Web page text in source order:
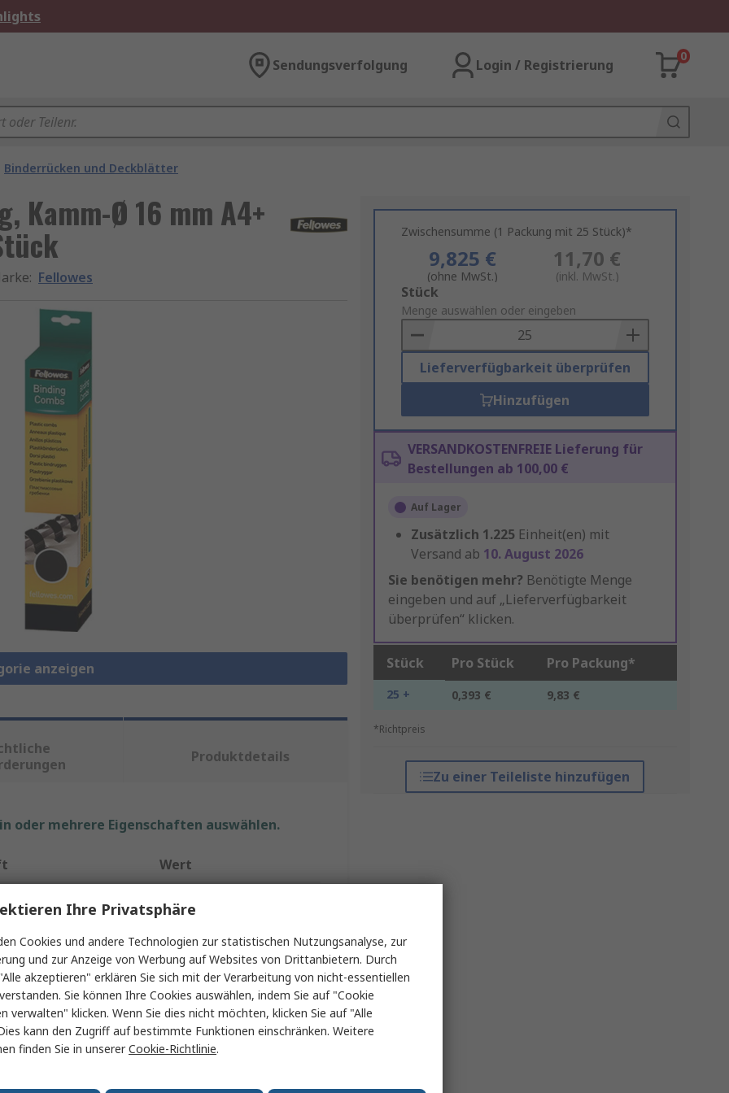
Sendungsverfolgung Login / Registrierung
0
Binderrücken und Deckblätter
Kamm-Ø 16 mm A4+
: Fellowes
anzeigen
Zwischensumme (1 Packung mit 25 Stück)*
9,825 €
(ohne MwSt.)
11,70 €
(inkl. MwSt.)
Add
to
Basket
Stück
Menge auswählen oder eingeben
Lieferverfügbarkeit überprüfen
Hinzufügen
VERSANDKOSTENFREIE Lieferung für
Bestellungen ab 100,00 €
Auf Lager
Zusätzlich 1.225 Einheit(en) mit
Versand ab 10. August 2026
Sie benötigen mehr? Benötigte Menge
eingeben und auf „Lieferverfügbarkeit
überprüfen“ klicken.
Stück Pro Stück Pro Packung*
25 + 0,393 € 9,83 €
*Richtpreis
Zu einer Teileliste hinzufügen
Produktdetails
oder mehrere Eigenschaften auswählen.
Wert
16mm
Papierformat A4+
120
Ihre Privatsphäre
Cookies und andere Technologien zur statistischen Nutzungsanalyse, zur
und zur Anzeige von Werbung auf Websites von Drittanbietern. Durch
akzeptieren" erklären Sie sich mit der Verarbeitung von nicht-essentiellen
Sie können Ihre Cookies auswählen, indem Sie auf "Cookie
verwalten" klicken. Wenn Sie dies nicht möchten, klicken Sie auf "Alle
kann den Zugriff auf bestimmte Funktionen einschränken. Weitere
finden Sie in unsererCookie-Richtlinie.